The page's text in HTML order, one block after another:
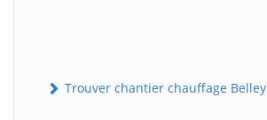
Trouver chantier chauffage Belley